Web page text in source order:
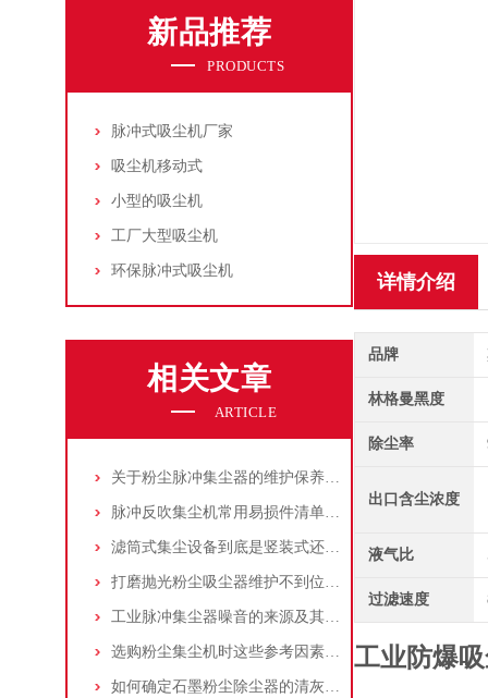
新品推荐
PRODUCTS
脉冲式吸尘机厂家
吸尘机移动式
小型的吸尘机
工厂大型吸尘机
环保脉冲式吸尘机
相关文章
ARTICLE
关于粉尘脉冲集尘器的维护保养问题
脉冲反吹集尘机常用易损件清单与更换周期建议
滤筒式集尘设备到底是竖装式还是横装式？
打磨抛光粉尘吸尘器维护不到位，那是你没有注意这些而已！
工业脉冲集尘器噪音的来源及其控制策略
选购粉尘集尘机时这些参考因素很重要！
如何确定石墨粉尘除尘器的清灰速度？
详情介绍
品牌
林格曼黑度
除尘率
出口含尘浓度
液气比
过滤速度
工业防爆